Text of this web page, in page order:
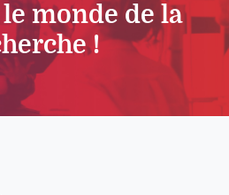
monde de la
!